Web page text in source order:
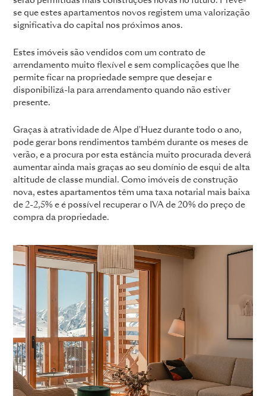
se que estes apartamentos novos registem uma valorização
significativa do capital nos próximos anos.
Estes imóveis são vendidos com um contrato de
arrendamento muito flexível e sem complicações que lhe
permite ficar na propriedade sempre que desejar e
disponibilizá-la para arrendamento quando não estiver
presente.
Graças à atratividade de Alpe d'Huez durante todo o ano,
pode gerar bons rendimentos também durante os meses de
verão, e a procura por esta estância muito procurada deverá
aumentar ainda mais graças ao seu domínio de esqui de alta
altitude de classe mundial. Como imóveis de construção
nova, estes apartamentos têm uma taxa notarial mais baixa
de 2-2,5% e é possível recuperar o IVA de 20% do preço de
compra da propriedade.